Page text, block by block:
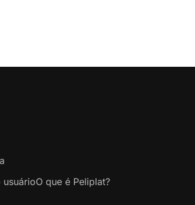
usuárioO que é Peliplat?